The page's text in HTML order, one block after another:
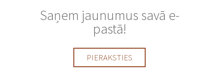
Saņem jaunumus savā e-
pastā!
PIERAKSTIES